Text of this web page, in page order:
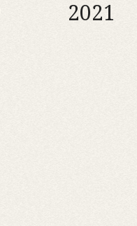
2021